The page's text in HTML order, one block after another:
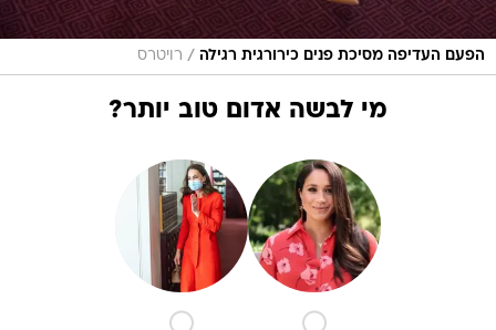
הפעם העדיפה מסיכת פנים כירורגית רגילה / רויטרס
מי לבשה אדום טוב יותר?